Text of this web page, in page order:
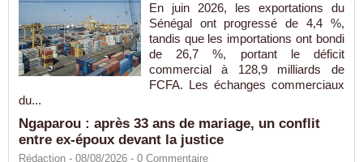
En juin 2026, les exportations du
Sénégal ont progressé de 4,4 %,
tandis que les importations ont bondi
de 26,7 %, portant le déficit
commercial à 128,9 milliards de
FCFA. Les échanges commerciaux
du...
Ngaparou : après 33 ans de mariage, un conflit
entre ex-époux devant la justice
Rédaction - 08/08/2026 - 0 Commentaire